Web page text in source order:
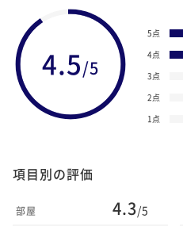
4.5/5
5点
4点
3点
2点
1点
項目別の評価
部屋 4.3/5